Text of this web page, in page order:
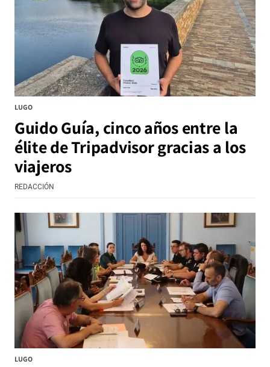
LUGO
Guido Guía, cinco años entre la
élite de Tripadvisor gracias a los
viajeros
REDACCIÓN
LUGO